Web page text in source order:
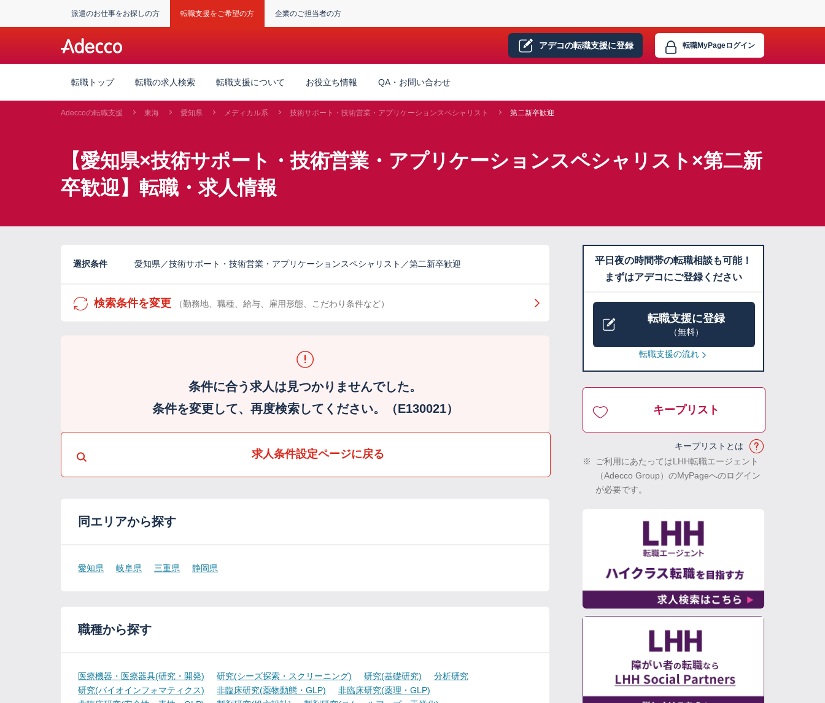
派遣のお仕事をお探しの方 転職支援をご希望の方 企業のご担当者の方
アデコの転職支援に登録 転職MyPageログイン
転職トップ 転職の求人検索 転職支援について お役立ち情報 QA・お問い合わせ
Adeccoの転職支援 東海 愛知県 メディカル系 技術サポート・技術営業・アプリケーションスペシャリスト 第二新卒歓迎
【愛知県×技術サポート・技術営業・アプリケーションスペシャリスト×第二新
卒歓迎】転職・求人情報
選択条件 愛知県／技術サポート・技術営業・アプリケーションスペシャリスト／第二新卒歓迎
検索条件を変更 （勤務地、職種、給与、雇用形態、こだわり条件など）
条件に合う求人は見つかりませんでした。
条件を変更して、再度検索してください。（E130021）
求人条件設定ページに戻る
同エリアから探す
愛知県 岐阜県 三重県 静岡県
職種から探す
医療機器・医療器具(研究・開発) 研究(シーズ探索・スクリーニング) 研究(基礎研究)
分析研究
研究(バイオインフォマティクス)
非臨床研究(薬物動態・GLP)
非臨床研究(薬理・GLP)
平日夜の時間帯の転職相談も可能！
まずはアデコにご登録ください
転職支援に登録
（無料）
転職支援の流れ
キープリスト
キープリストとは
※
ご利用にあたってはLHH転職エージェント
（Adecco Group）のMyPageへのログイン
が必要です。